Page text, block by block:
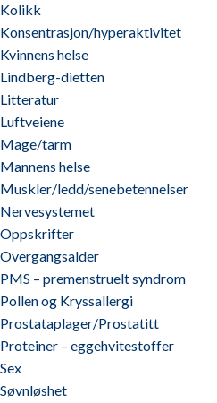
Kolikk
Konsentrasjon/hyperaktivitet
Kvinnens helse
Lindberg-dietten
Litteratur
Luftveiene
Mage/tarm
Mannens helse
Muskler/ledd/senebetennelser
Nervesystemet
Oppskrifter
Overgangsalder
PMS – premenstruelt syndrom
Pollen og Kryssallergi
Prostataplager/Prostatitt
Proteiner – eggehvitestoffer
Sex
Søvnløshet